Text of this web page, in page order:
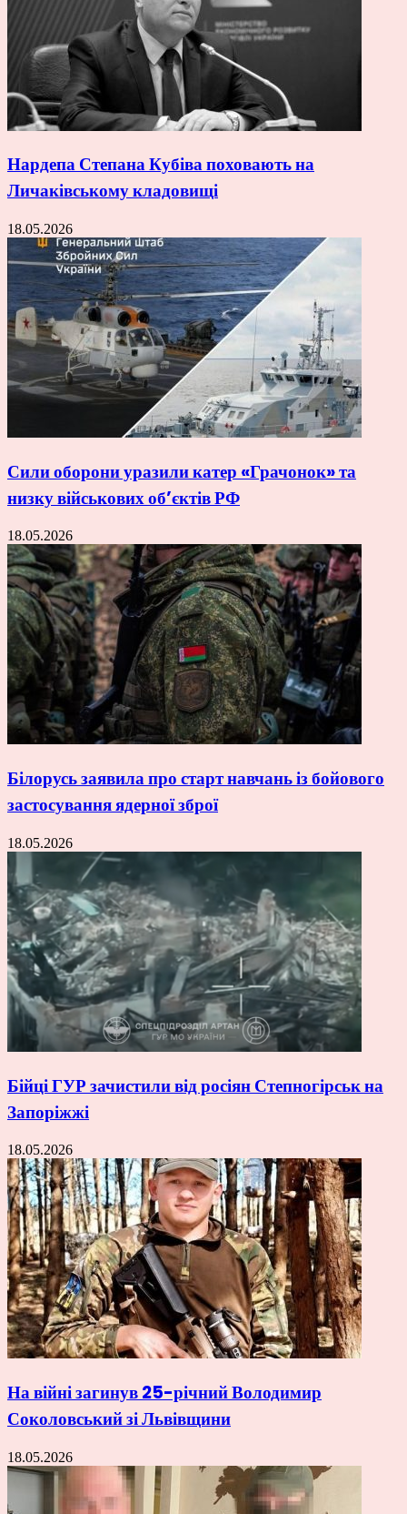
Нардепа Степана Кубіва поховають на
Личаківському кладовищі
18.05.2026
Сили оборони уразили катер «Грачонок» та
низку військових об’єктів РФ
18.05.2026
Білорусь заявила про старт навчань із бойового
застосування ядерної зброї
18.05.2026
Бійці ГУР зачистили від росіян Степногірськ на
Запоріжжі
18.05.2026
На війні загинув 25-річний Володимир
Соколовський зі Львівщини
18.05.2026